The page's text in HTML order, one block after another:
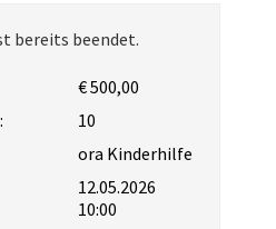
bereits beendet.
€ 500,00
10
ora Kinderhilfe
12.05.2026
10:00